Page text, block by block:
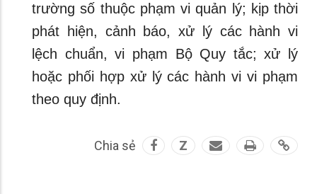
trường số thuộc phạm vi quản lý; kịp thời
phát hiện, cảnh báo, xử lý các hành vi
lệch chuẩn, vi phạm Bộ Quy tắc; xử lý
hoặc phối hợp xử lý các hành vi vi phạm
theo quy định.
Chia sẻ Z